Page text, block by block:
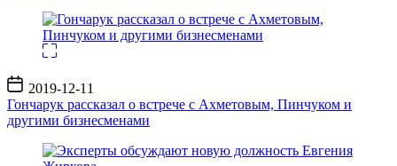
Дата
записи
2019-12-11
Гончарук рассказал о встрече с Ахметовым, Пинчуком и
другими бизнесменами